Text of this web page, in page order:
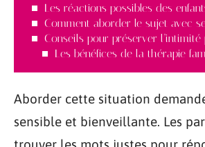
Les réactions possibles des
Comment aborder le sujet avec
Conseils pour préserver l’intimité
Les bénéfices de la thérapie
Aborder cette situation
sensible et bienveillante. Les